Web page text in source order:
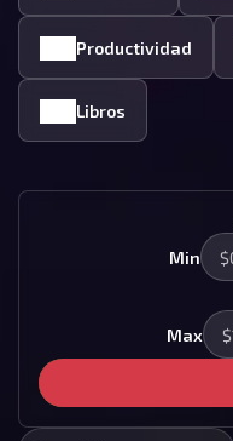
Productividad
Libros
Min
Max